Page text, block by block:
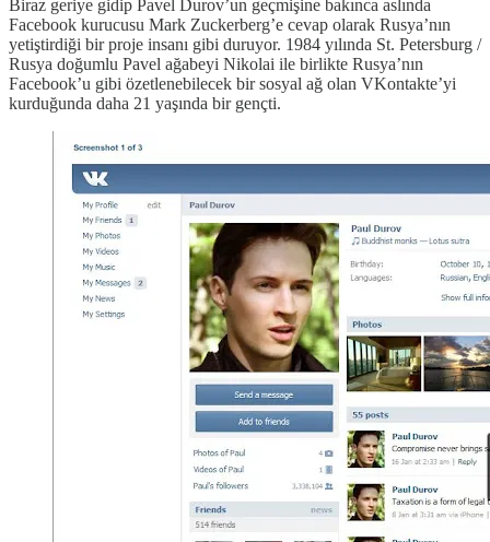
Biraz geriye gidip Pavel Durov’un geçmişine bakınca aslında
Facebook kurucusu Mark Zuckerberg’e cevap olarak Rusya’nın
yetiştirdiği bir proje insanı gibi duruyor. 1984 yılında St. Petersburg /
Rusya doğumlu Pavel ağabeyi Nikolai ile birlikte Rusya’nın
Facebook’u gibi özetlenebilecek bir sosyal ağ olan VKontakte’yi
kurduğunda daha 21 yaşında bir gençti.